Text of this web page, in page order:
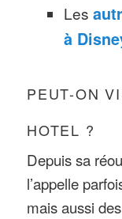
Les
à
PEUT-ON
HOTEL ?
Depuis sa
l’appelle
mais aussi